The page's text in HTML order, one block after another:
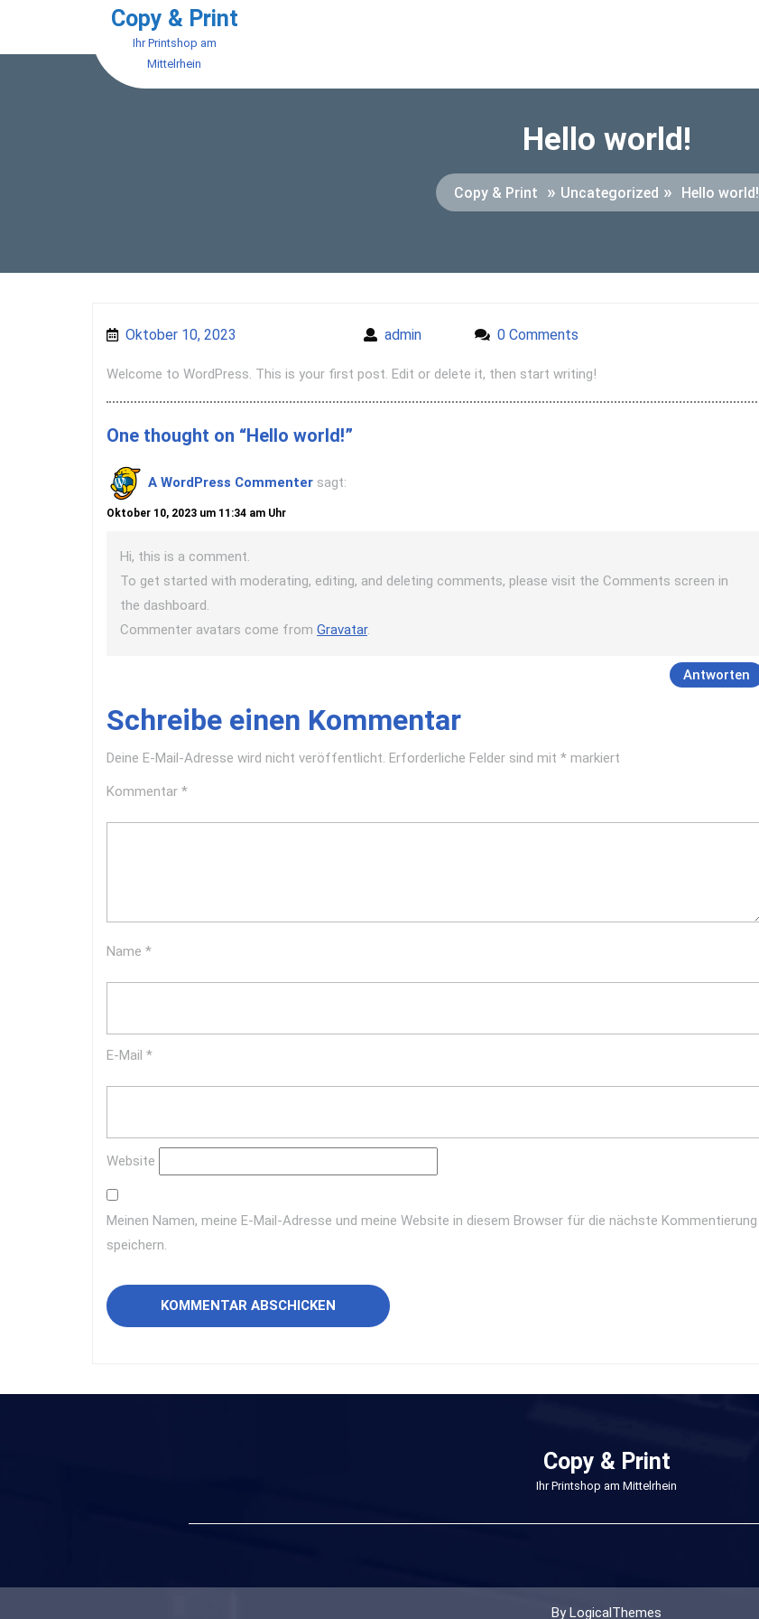
Copy & Print
Ihr Printshop am
Mittelrhein
Hello world!
Copy & Print » Uncategorized » Hello world!
Oktober 10, 2023 adminadmin 0 Comments
Welcome to WordPress. This is your first post. Edit or delete it, then start writing!
One thought on “Hello world!”
A WordPress Commenter sagt:
Oktober 10, 2023 um 11:34 am Uhr
Hi, this is a comment.
To get started with moderating, editing, and deleting comments, please visit the Comments screen in
the dashboard.
Commenter avatars come from Gravatar.
Antworten
Schreibe einen Kommentar
Deine E-Mail-Adresse wird nicht veröffentlicht. Erforderliche Felder sind mit * markiert
Kommentar *
Name *
E-Mail *
Website
Meinen Namen, meine E-Mail-Adresse und meine Website in diesem Browser für die nächste Kommentierung
speichern.
Copy & Print
Ihr Printshop am Mittelrhein
By LogicalThemes